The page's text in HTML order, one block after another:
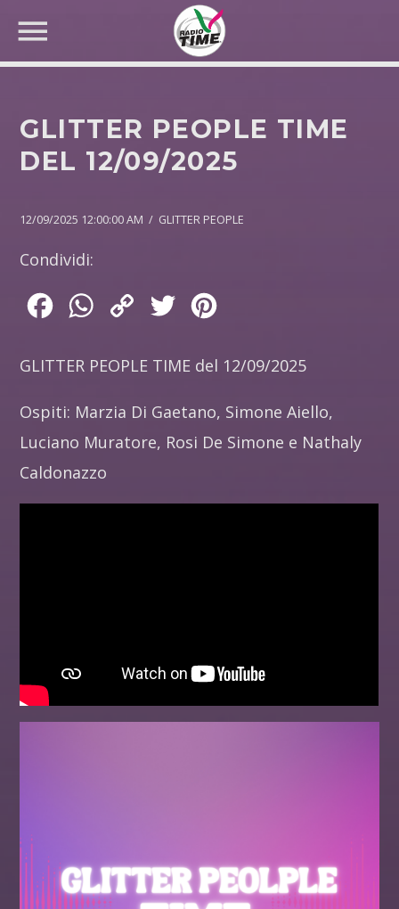
GLITTER PEOPLE TIME
DEL 12/09/2025
12/09/2025 12:00:00 AM / GLITTER PEOPLE
Condividi:
FacebookWhatsApp
Copy
Twitter
GLITTER PEOPLE TIME del 12/09/2025
Ospiti: Marzia Di Gaetano, Simone Aiello,
Luciano Muratore, Rosi De Simone e Nathaly
Caldonazzo